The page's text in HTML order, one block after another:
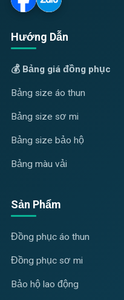
Hướng Dẫn
💰 Bảng giá đồng phục
Bảng size áo thun
Bảng size sơ mi
Bảng size bảo hộ
Bảng màu vải
Sản Phẩm
Đồng phục áo thun
Đồng phục sơ mi
Bảo hộ lao động